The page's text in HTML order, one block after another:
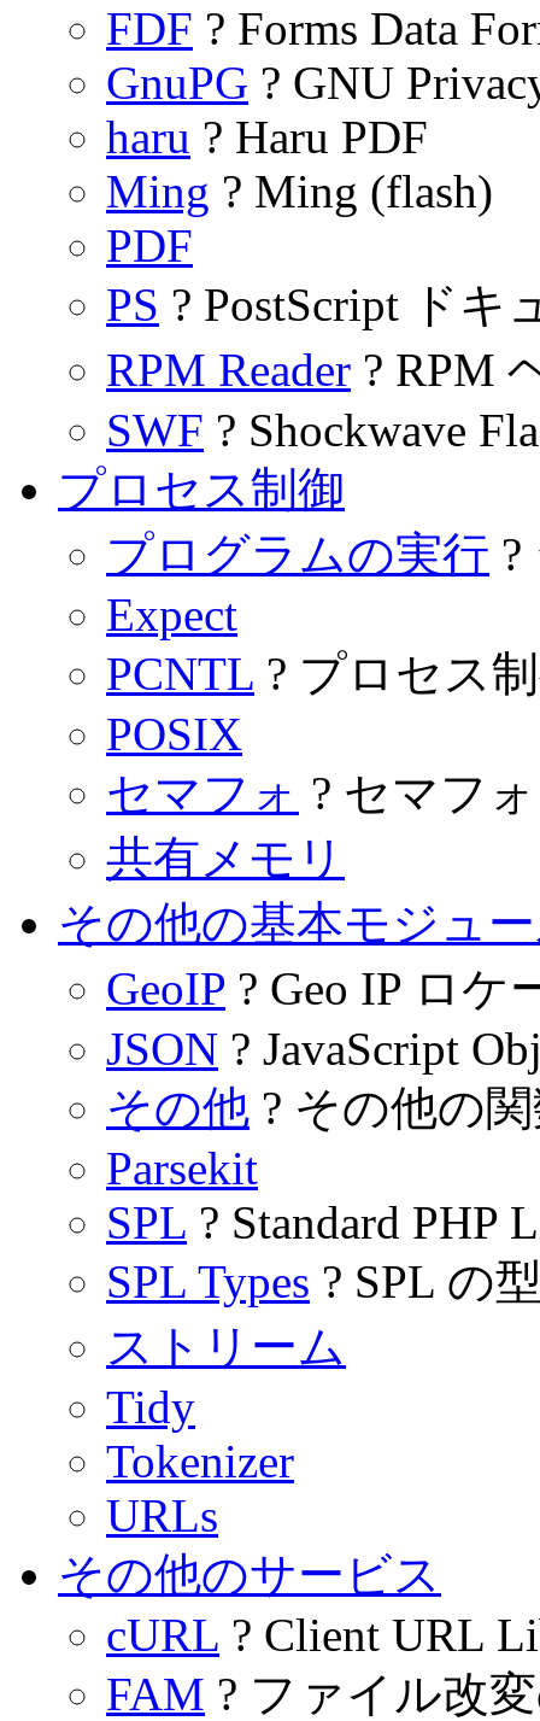
FDF ? Forms Data
GnuPG ? GNU
haru ? Haru PDF
Ming ? Ming (flash)
PDF
PS ? PostScript ド
RPM Reader ? RPM
SWF ? Shockwave
プロセス制御
プログラムの実行 ?
Expect
PCNTL ? プロセス
POSIX
セマフォ ? セマフ
共有メモリ
その他の基本モジュ
GeoIP ? Geo IP ロケ
JSON ? JavaScript
その他 ? その他の
Parsekit
SPL ? Standard PHP
SPL Types ? SPL の
ストリーム
Tidy
Tokenizer
URLs
その他のサービス
cURL ? Client URL
FAM ? ファイル改